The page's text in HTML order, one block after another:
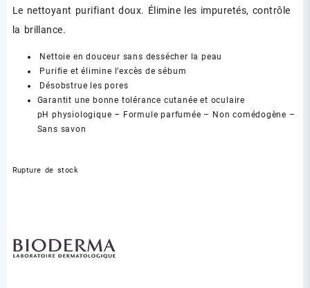
Le nettoyant purifiant doux. Élimine les impuretés, contrôle
la brillance.
Nettoie en douceur sans dessécher la peau
Purifie et élimine l’excès de sébum
Désobstrue les pores
Garantit une bonne tolérance cutanée et oculaire
pH physiologique – Formule parfumée – Non comédogène –
Sans savon
Rupture de stock